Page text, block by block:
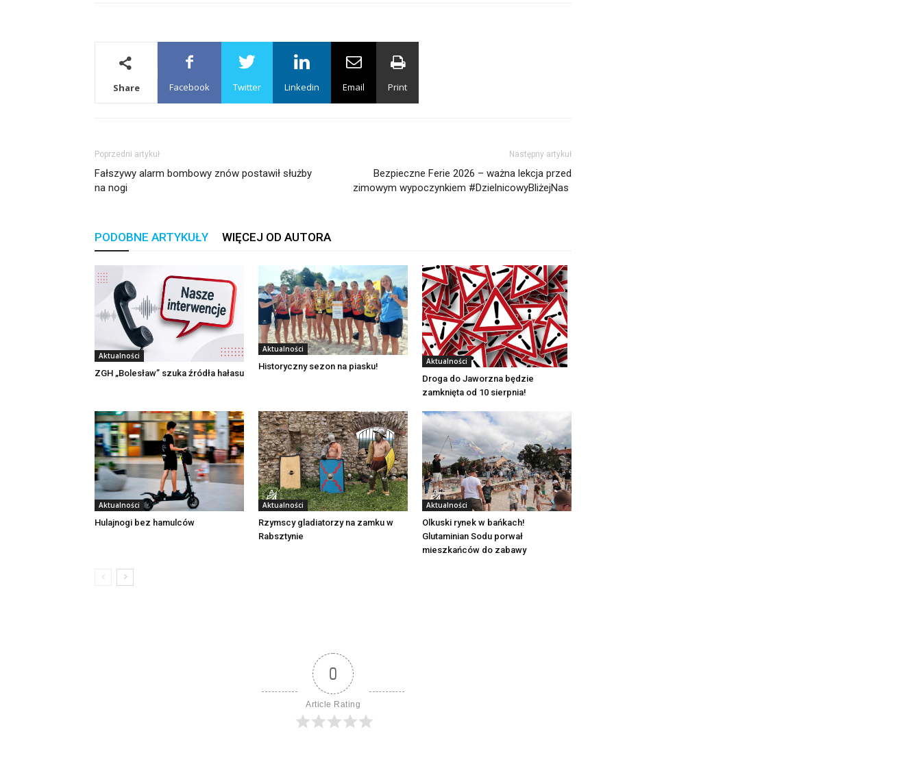
Share Facebook Twitter Linkedin Email Print
Poprzedni artykuł
Fałszywy alarm bombowy znów postawił służby
na nogi
Następny artykuł
Bezpieczne Ferie 2026 – ważna lekcja przed
zimowym wypoczynkiem #DzielnicowyBliżejNas
PODOBNE ARTYKUŁY WIĘCEJ OD AUTORA
Aktualności
ZGH „Bolesław” szuka źródła hałasu
Aktualności
Historyczny sezon na piasku! Aktualności
Droga do Jaworzna będzie
zamknięta od 10 sierpnia!
Aktualności
Hulajnogi bez hamulców
Aktualności
Rzymscy gladiatorzy na zamku w
Rabsztynie
Aktualności
Olkuski rynek w bańkach!
Glutaminian Sodu porwał
mieszkańców do zabawy
0
Article Rating